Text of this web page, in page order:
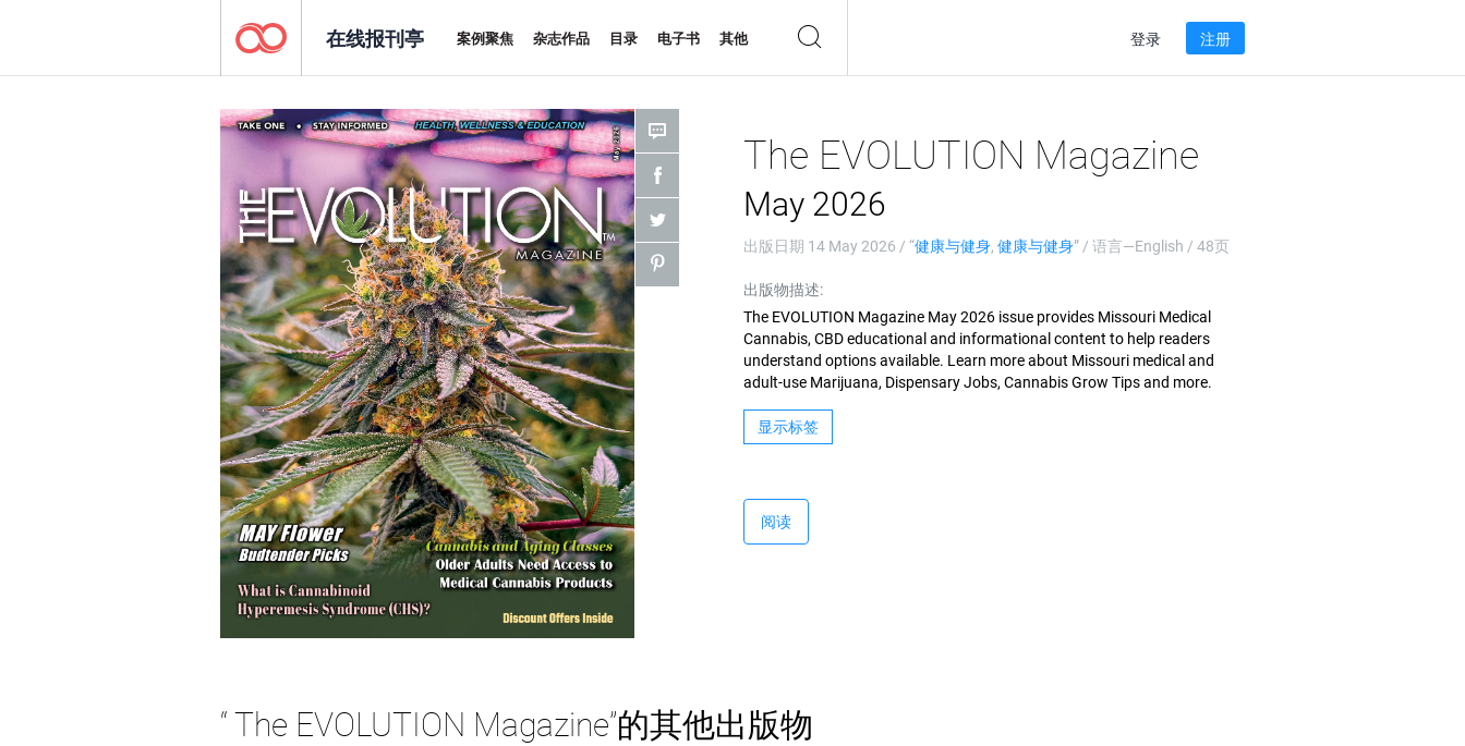
在线报刊亭 案例聚焦 杂志作品 目录 电子书 其他 登录 注册
The EVOLUTION Magazine
May 2026
出版日期 14 May 2026 / “健康与健身, 健康与健身” / 语言—English / 48页
出版物描述:
The EVOLUTION Magazine May 2026 issue provides Missouri Medical
Cannabis, CBD educational and informational content to help readers
understand options available. Learn more about Missouri medical and
adult-use Marijuana, Dispensary Jobs, Cannabis Grow Tips and more.
显示标签
阅读
“ The EVOLUTION Magazine”的其他出版物